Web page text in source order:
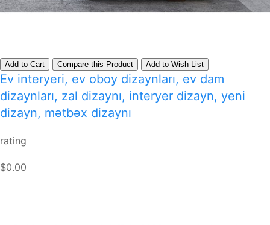
Add to Cart Compare this Product Add to Wish List
Ev interyeri, ev oboy dizaynları, ev dam
dizaynları, zal dizaynı, interyer dizayn, yeni
dizayn, mətbəx dizaynı
rating
$0.00